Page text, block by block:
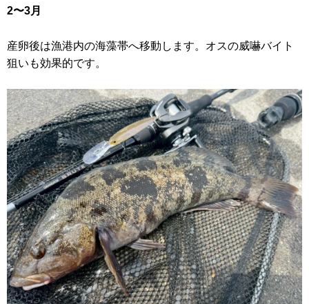
2〜3月
産卵後は漁港内の海藻帯へ移動します。オスの威嚇バイト
狙いも効果的です。